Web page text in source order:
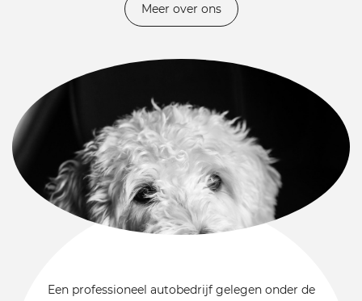
Meer over ons
Een professioneel autobedrijf gelegen onder de